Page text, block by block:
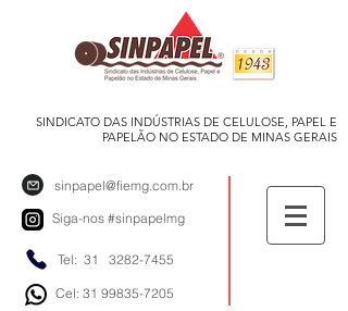
SINDICATO DAS INDÚSTRIAS DE CELULOSE, PAPEL E
PAPELÃO NO ESTADO DE MINAS GERAIS
sinpapel@fiemg.com.br
Siga-nos #sinpapelmg
Tel: 31 3282-7455
Cel: 31 99835-7205